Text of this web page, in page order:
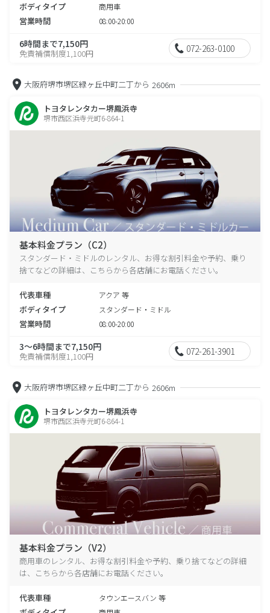
ボディタイプ 商用車
営業時間 08:00-20:00
6時間まで7,150円
免責補償制度1,100円 072-263-0100
大阪府堺市堺区緑ヶ丘中町二丁から 2606m
トヨタレンタカー堺鳳浜寺
堺市西区浜寺元町6-864-1
基本料金プラン（C2）
スタンダード・ミドルのレンタル、お得な割引料金や予約、乗り
捨てなどの詳細は、こちらから各店舗にお電話ください。
代表車種 アクア 等
ボディタイプ スタンダード・ミドル
営業時間 08:00-20:00
3～6時間まで7,150円
免責補償制度1,100円 072-261-3901
大阪府堺市堺区緑ヶ丘中町二丁から 2606m
トヨタレンタカー堺鳳浜寺
堺市西区浜寺元町6-864-1
基本料金プラン（V2）
商用車のレンタル、お得な割引料金や予約、乗り捨てなどの詳細
は、こちらから各店舗にお電話ください。
代表車種 タウンエースバン 等